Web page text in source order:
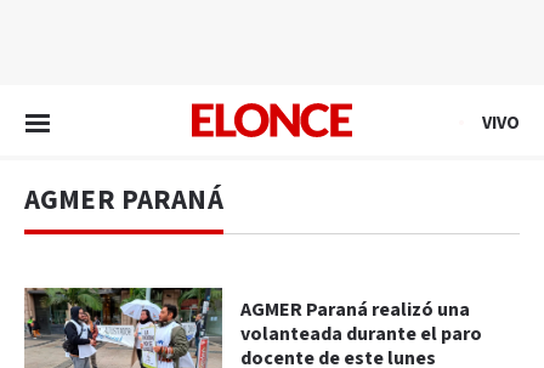
VIVO
AGMER PARANÁ
AGMER Paraná realizó una
volanteada durante el paro
docente de este lunes